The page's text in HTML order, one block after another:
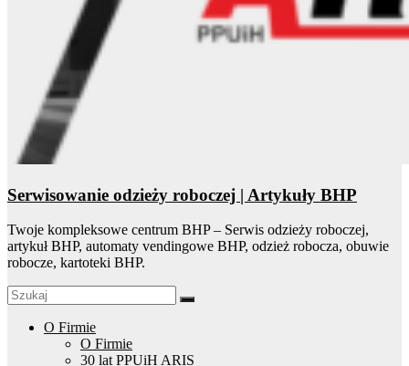
Serwisowanie odzieży roboczej | Artykuły BHP
Twoje kompleksowe centrum BHP – Serwis odzieży roboczej,
artykuł BHP, automaty vendingowe BHP, odzież robocza, obuwie
robocze, kartoteki BHP.
O Firmie
O Firmie
30 lat PPUiH ARIS